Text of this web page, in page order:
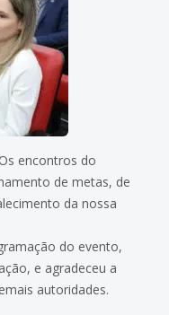
encontros do
de metas, de
da nossa
do evento,
e agradeceu a
autoridades.